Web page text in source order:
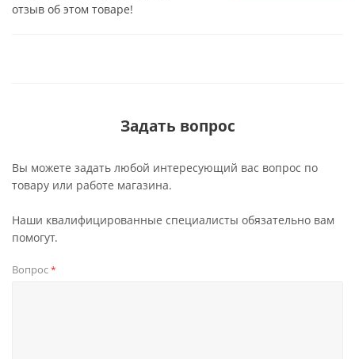
отзыв об этом товаре!
Задать вопрос
Вы можете задать любой интересующий вас вопрос по
товару или работе магазина.
Наши квалифицированные специалисты обязательно вам
помогут.
Вопрос*